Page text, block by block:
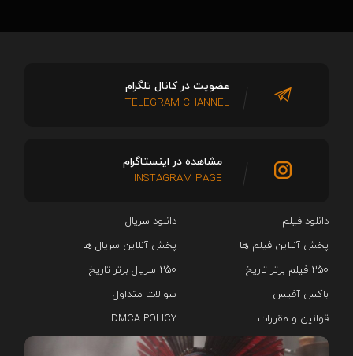
دانلود فیلم
دانلود سریال‌
پخش آنلاین فیلم ها
پخش آنلاین سریال ها
۲۵۰ فیلم برتر تاریخ
۲۵۰ سریال برتر تاریخ
باکس آفیس
سوالات متداول
قوانین و مقررات
DMCA POLICY
عضویت در کانال تلگرام
TELEGRAM CHANNEL
مشاهده در اینستاگرام
INSTAGRAM PAGE